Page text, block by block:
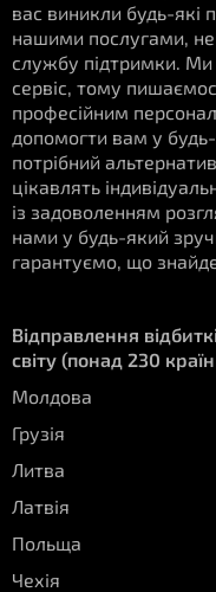
вас виникли будь-які
нашими послугами, не
службу підтримки.
сервіс, тому
професійним
допомогти вам у
потрібний
цікавлять
із задоволенням
нами у будь-який
гарантуємо, що
Відправлення
світу (понад 230 країн
Молдова
Грузія
Литва
Латвія
Польща
Чехія